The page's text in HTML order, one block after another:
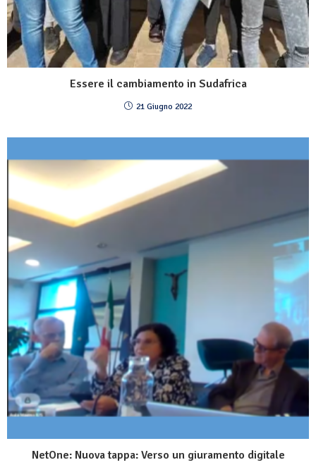
Essere il cambiamento in Sudafrica
21 Giugno 2022
NetOne: Nuova tappa: Verso un giuramento digitale